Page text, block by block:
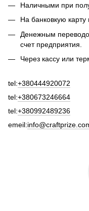
Наличными при
На банковкую карту
Денежным
счет предприятия.
Через кассу или
tel:+380444920072
tel:+380673246664
tel:+380992489236
emeil: